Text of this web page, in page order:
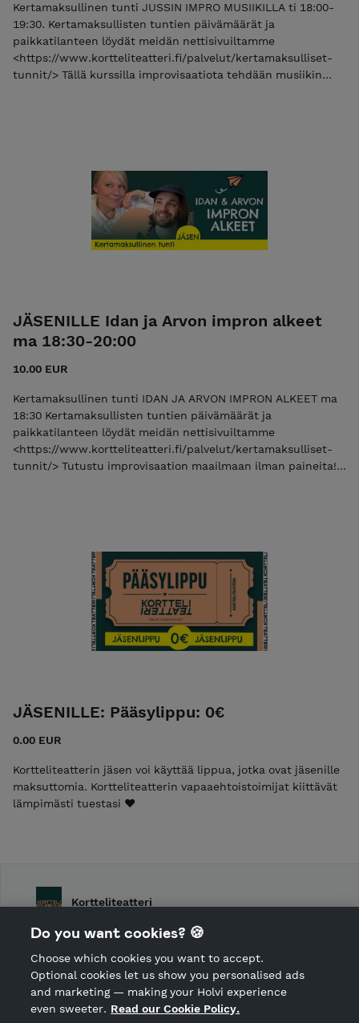
Kertamaksullinen tunti JUSSIN IMPRO MUSIIKILLA ti 18:00-
19:30. Kertamaksullisten tuntien päivämäärät ja
paikkatilanteen löydät meidän nettisivuiltamme
<https://www.kortteliteatteri.fi/palvelut/kertamaksulliset-
tunnit/> Tällä kurssilla improvisaatiota tehdään musiikin
improvisaation tekniikoita. Monipuolinen tunti, jonka ohjaa
Jussi Ollila. Saavuthan tunneille aina päihteettömänä ja
JÄSENILLE Idan ja Arvon impron alkeet
ma 18:30-20:00
10.00 EUR
Kertamaksullinen tunti IDAN JA ARVON IMPRON ALKEET ma
18:30 Kertamaksullisten tuntien päivämäärät ja
paikkatilanteen löydät meidän nettisivuiltamme
<https://www.kortteliteatteri.fi/palvelut/kertamaksulliset-
tunnit/> Tutustu improvisaation maailmaan ilman paineita!
päihteettömänä ja raikkaana <3
JÄSENILLE: Pääsylippu: 0€
0.00 EUR
Kortteliteatterin jäsen voi käyttää lippua, jotka ovat jäsenille
maksuttomia. Kortteliteatterin vapaaehtoistoimijat kiittävät
lämpimästi tuestasi ❤️
Kortteliteatteri
Cancellation policy
CANCEL ORDER
Do you want cookies? 🍪
Choose which cookies you want to accept.
Optional cookies let us show you personalised ads
and marketing — making your Holvi experience
even sweeter. Read our Cookie Policy.